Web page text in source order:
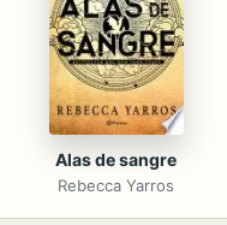
Alas de sangre
Rebecca Yarros